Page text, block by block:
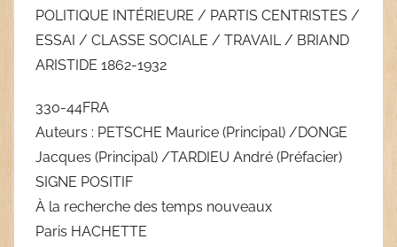
POLITIQUE INTÉRIEURE / PARTIS CENTRISTES /
ESSAI / CLASSE SOCIALE / TRAVAIL / BRIAND
ARISTIDE 1862-1932
330-44FRA
Auteurs : PETSCHE Maurice (Principal) /DONGE
Jacques (Principal) /TARDIEU André (Préfacier)
SIGNE POSITIF
À la recherche des temps nouveaux
Paris HACHETTE